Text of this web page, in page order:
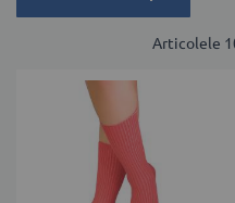
Articolele